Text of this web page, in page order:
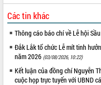
VIDEO
Các tin khác
Thông cáo báo chí về Lễ hội
Đắk Lắk tổ chức Lễ mít tinh
năm 2026 (03/08/2026, 10:22)
Kết luận của đồng chí Nguyễn
cuộc họp trực tuyến với UBND